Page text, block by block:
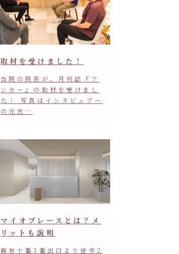
取材を受けました！
当院の院長が、月刊誌『ア
ンカー』の取材を受けまし
た！ 写真はインタビュアー
の元光…
マイオブレースとは？メ
リットも説明
麻布十番3番出口より徒歩2